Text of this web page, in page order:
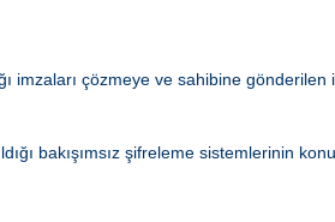
imzaları çözmeye ve sahibine
bakışımsız şifreleme sistemlerinin